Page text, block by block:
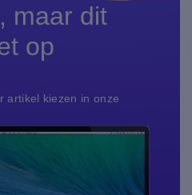
maar dit
op
artikel kiezen in onze